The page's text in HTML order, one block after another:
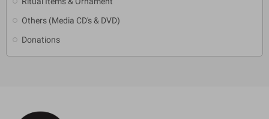
Others (Media CD's & DVD)
Donations